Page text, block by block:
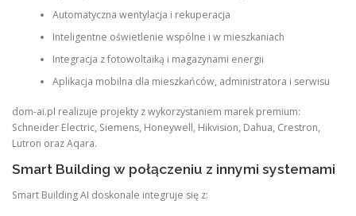
Automatyczna wentylacja i rekuperacja
Inteligentne oświetlenie wspólne i w mieszkaniach
Integracja z fotowoltaiką i magazynami energii
Aplikacja mobilna dla mieszkańców, administratora i serwisu
dom-ai.pl realizuje projekty z wykorzystaniem marek premium:
Schneider Electric, Siemens, Honeywell, Hikvision, Dahua, Crestron,
Lutron oraz Aqara.
Smart Building w połączeniu z innymi systemami
Smart Building AI doskonale integruje się z: